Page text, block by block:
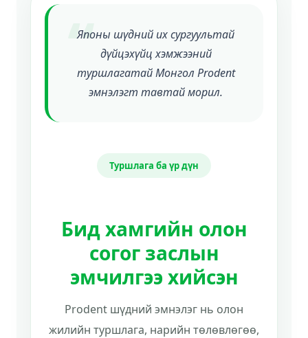
“
Японы шүдний их сургуультай
дүйцэхүйц хэмжээний
туршлагатай Монгол Prodent
эмнэлэгт тавтай морил.
Туршлага ба үр дүн
Бид хамгийн олон
согог заслын
эмчилгээ хийсэн
Prodent шүдний эмнэлэг нь олон
жилийн туршлага, нарийн төлөвлөгөө,